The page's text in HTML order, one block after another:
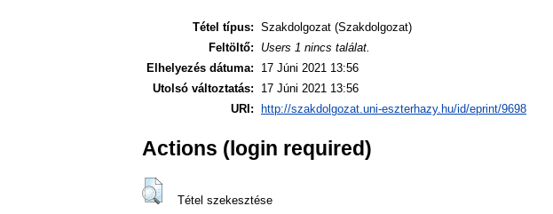
Tétel típus: Szakdolgozat (Szakdolgozat)
Feltöltő:
Users 1 nincs találat.
Elhelyezés dátuma:
17 Júni 2021 13:56
Utolsó változtatás:
17 Júni 2021 13:56
URI:
http://szakdolgozat.uni-eszterhazy.hu/id/eprint/9698
Actions (login required)
Tétel szekesztése